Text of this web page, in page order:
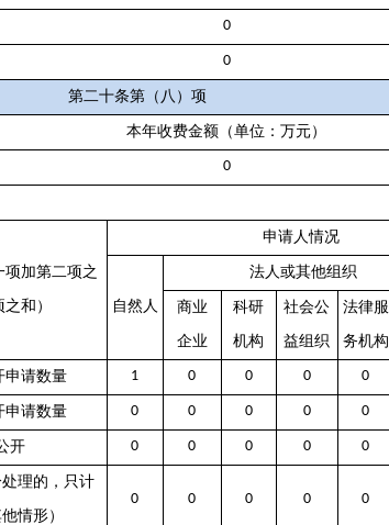
0
0
第二十条第（八）项
本年收费金额（单位：万元）
0
项加第二项之
和）
申请人情况
自然人
法人或其他组织
商业
企业
科研
机构
社会公
益组织
法律服
务机构
申请数量 1 0 0 0 0
申请数量 0 0 0 0 0
开 0 0 0 0 0
处理的，只计
情形）
0 0 0 0 0